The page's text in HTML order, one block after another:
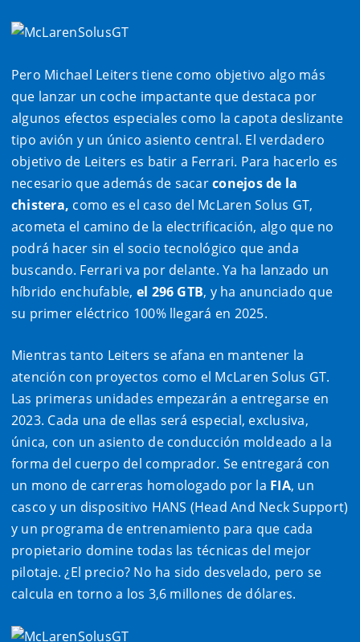
Pero Michael Leiters tiene como objetivo algo más
que lanzar un coche impactante que destaca por
algunos efectos especiales como la capota deslizante
tipo avión y un único asiento central. El verdadero
objetivo de Leiters es batir a Ferrari. Para hacerlo es
necesario que además de sacarconejos de la
chistera, como es el caso del McLaren Solus GT,
acometa el camino de la electrificación, algo que no
podrá hacer sin el socio tecnológico que anda
buscando. Ferrari va por delante. Ya ha lanzado un
híbrido enchufable, el 296 GTB, y ha anunciado que
su primer eléctrico 100% llegará en 2025.
Mientras tanto Leiters se afana en mantener la
atención con proyectos como el McLaren Solus GT.
Las primeras unidades empezarán a entregarse en
2023. Cada una de ellas será especial, exclusiva,
única, con un asiento de conducción moldeado a la
forma del cuerpo del comprador. Se entregará con
un mono de carreras homologado por la FIA, un
casco y un dispositivo HANS (Head And Neck Support)
y un programa de entrenamiento para que cada
propietario domine todas las técnicas del mejor
pilotaje. ¿El precio? No ha sido desvelado, pero se
calcula en torno a los 3,6 millones de dólares.